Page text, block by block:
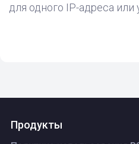
для одного IP-адреса или
Продукты